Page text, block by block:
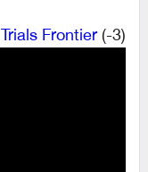
(3-)
Trials Frontier